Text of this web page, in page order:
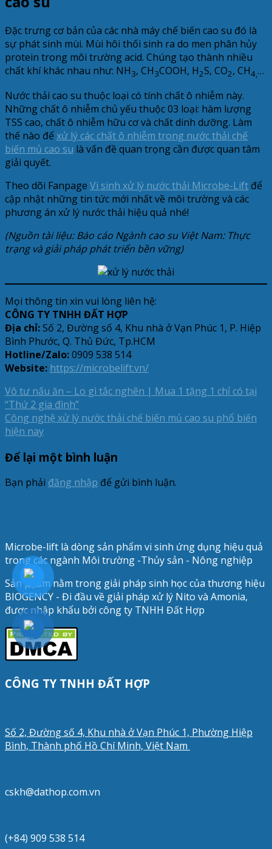
Đặc trưng cơ bản của các nhà máy chế biến cao su đó là
sự phát sinh mùi. Mùi hôi thối sinh ra do men phân hủy
protein trong môi trường acid. Chúng tạo thành nhiều
chất khí khác nhau như: NH3, CH3COOH, H2S, CO2, CH4,…
Nước thải cao su thuộc loại có tính chất ô nhiễm này.
Những chất ô nhiễm chủ yếu thuộc 03 loại: hàm lượng
TSS cao, chất ô nhiễm hữu cơ và chất dinh dưỡng. Làm
thế nào đểxử lý các chất ô nhiễm trong nước thải chế
biến mủ cao su là vấn đề quan trọng cần được quan tâm
giải quyết.
Theo dõi Fanpage Vi sinh xử lý nước thải Microbe-Lift để
cập nhật những tin tức mới nhất về môi trường và các
phương án xử lý nước thải hiệu quả nhé!
(Nguồn tài liệu: Báo cáo Ngành cao su Việt Nam: Thực
trạng và giải pháp phát triển bền vững)
Mọi thông tin xin vui lòng liên hệ:
CÔNG TY TNHH ĐẤT HỢP
Địa chỉ:Số 2, Đường số 4, Khu nhà ở Vạn Phúc 1, P. Hiệp
Bình Phước, Q. Thủ Đức, Tp.HCM
Hotline/Zalo:0909 538 514
Website: https://microbelift.vn/
Vô tư nấu ăn – Lo gì tắc nghẽn | Mua 1 tặng 1 chỉ có tại
“Thứ 2 gia đình”
Công nghệ xử lý nước thải chế biến mủ cao su phổ biến
hiện nay
Để lại một bình luận
Bạn phải đăng nhập để gửi bình luận.
Microbe-lift là dòng sản phẩm vi sinh ứng dụng hiệu quả
trong các ngành Môi trường -Thủy sản - Nông nghiệp
Sản phẩm nằm trong giải pháp sinh học của thương hiệu
BIOGENCY - Đi đầu về giải pháp xử lý Nito và Amonia,
được nhập khẩu bởi công ty TNHH Đất Hợp
CÔNG TY TNHH ĐẤT HỢP
Số 2, Đường số 4, Khu nhà ở Vạn Phúc 1, Phường Hiệp
Bình, Thành phố Hồ Chí Minh, Việt Nam
cskh@dathop.com.vn
(+84) 909 538 514